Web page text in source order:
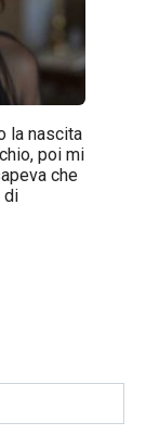
la nascita
poi mi
che
di